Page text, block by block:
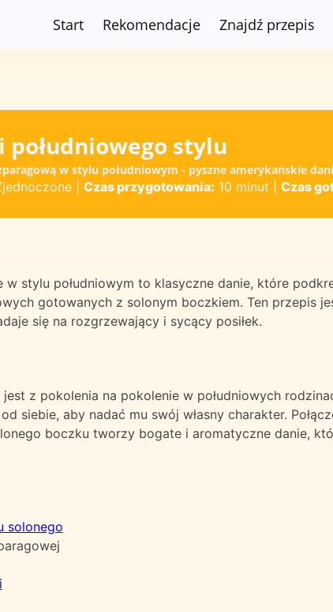
Start Rekomendacje Znajdź przepis
południowego stylu
w stylu południowym - pyszne amerykańskie
| Czas przygotowania: 10 minut Czas
w stylu południowym to klasyczne danie, które
gotowanych z solonym boczkiem. Ten przepis
się na rozgrzewający i sycący posiłek.
z pokolenia na pokolenie w południowych
siebie, aby nadać mu swój własny charakter.
boczku tworzy bogate i aromatyczne danie,
solonego